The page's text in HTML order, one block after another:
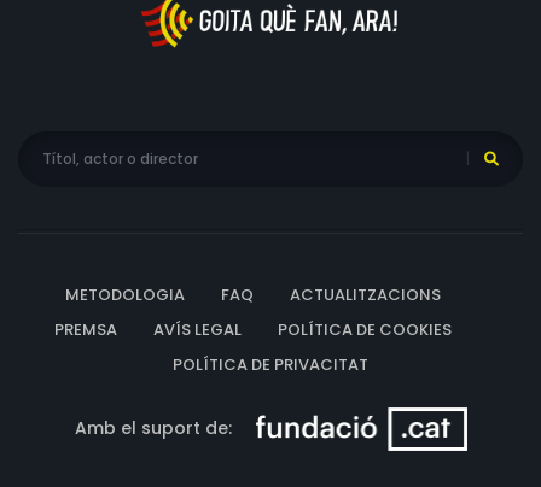
METODOLOGIA FAQ
ACTUALITZACIONS
PREMSA
AVÍS LEGAL
POLÍTICA DE COOKIES
POLÍTICA DE PRIVACITAT
Amb el suport de: